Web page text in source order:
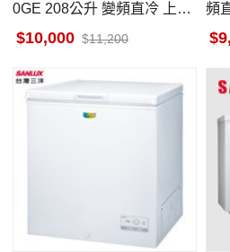
0GE 208公升 變頻直冷 上掀
臥式冷凍櫃 電子式控溫
10,000 11,200
頻
功